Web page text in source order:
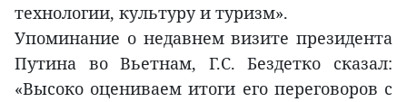
технологии, культуру и туризм».
Упоминание о недавнем визите президента
Путина во Вьетнам, Г.С. Бездетко сказал:
«Высоко оцениваем итоги его переговоров с